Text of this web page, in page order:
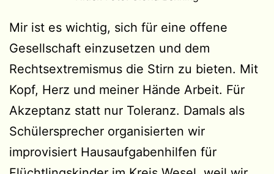
Mir ist es wichtig, sich für eine offene
Gesellschaft einzusetzen und dem
Rechtsextremismus die Stirn zu bieten. Mit
Kopf, Herz und meiner Hände Arbeit. Für
Akzeptanz statt nur Toleranz. Damals als
Schülersprecher organisierten wir
improvisiert Hausaufgabenhilfen für